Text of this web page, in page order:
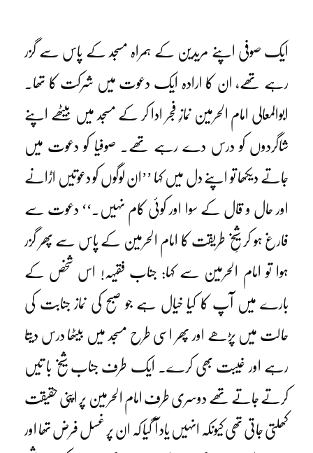
ایک صوفی اپنے مریدین کے ہمراہ مسجد کے پاس سے گزر
رہے تھے، ان کا ارادہ ایک دعوت میں شرکت کا تھا۔
ابوالمعالی امام الحرمین نمازِ فجر ادا کر کے مسجد میں بیٹھے اپنے
شاگردوں کو درس دے رہے تھے۔ صوفیا کو دعوت میں
جاتے دیکھا تو اپنے دل میں کہا ’’ان لوگوں کو دعوتیں اڑانے
اور حال و قال کے سوا اور کوئی کام نہیں۔‘‘ دعوت سے
فارغ ہو کر شیخِ طریقت کا امام الحرمین کے پاس سے پھر گزر
ہوا تو امام الحرمین سے کہا: جناب فقیہہ! اس شخص کے
بارے میں آپ کا کیا خیال ہے جو صبح کی نماز جنابت کی
حالت میں پڑھے اور پھر اسی طرح مسجد میں بیٹھا درس دیتا
رہے اور غیبت بھی کرے۔ ایک طرف جناب شیخ با تیں
کرتے جاتے تھے دوسری طرف امام الحرمین پر اپنی حقیقت
کھلتی جاتی تھی کیونکہ انہیں یاد آ گیا کہ ان پر غسل فرض تھا اور